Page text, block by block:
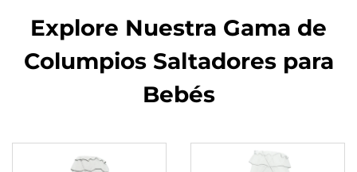
Explore Nuestra Gama de
Columpios Saltadores para
Bebés